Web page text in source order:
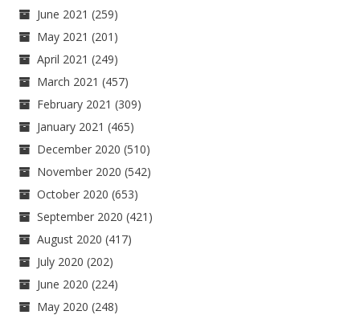
June 2021 (259)
May 2021 (201)
April 2021 (249)
March 2021 (457)
February 2021 (309)
January 2021 (465)
December 2020 (510)
November 2020 (542)
October 2020 (653)
September 2020 (421)
August 2020 (417)
July 2020 (202)
June 2020 (224)
May 2020 (248)